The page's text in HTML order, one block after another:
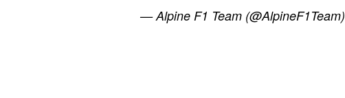
— Alpine F1 Team (@AlpineF1Team)